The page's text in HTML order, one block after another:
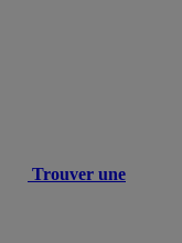
Trouver une